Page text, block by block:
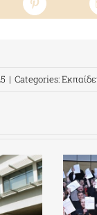
| Categories: